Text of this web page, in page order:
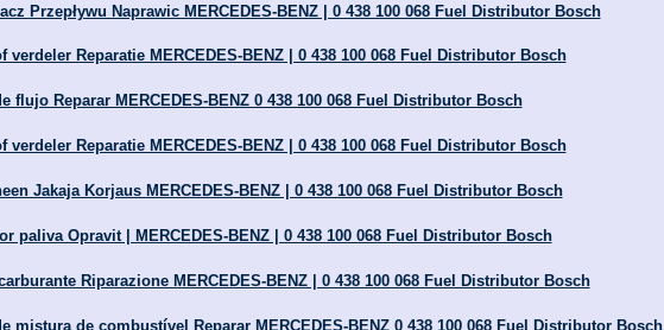
Przepływu Naprawic MERCEDES-BENZ | 0 438 100 068 Fuel Distributor Bosch
verdeler Reparatie MERCEDES-BENZ | 0 438 100 068 Fuel Distributor Bosch
flujo Reparar MERCEDES-BENZ 0 438 100 068 Fuel Distributor Bosch
verdeler Reparatie MERCEDES-BENZ | 0 438 100 068 Fuel Distributor Bosch
Jakaja Korjaus MERCEDES-BENZ | 0 438 100 068 Fuel Distributor Bosch
paliva Opravit | MERCEDES-BENZ | 0 438 100 068 Fuel Distributor Bosch
Riparazione MERCEDES-BENZ | 0 438 100 068 Fuel Distributor Bosch
mistura de combustível Reparar MERCEDES-BENZ 0 438 100 068 Fuel Distributor Bosch